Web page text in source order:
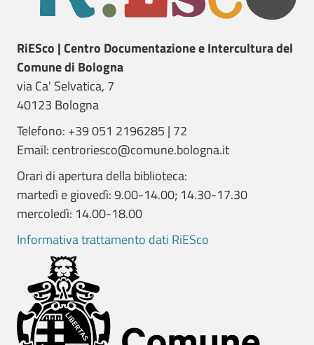
RiESco | Centro Documentazione e Intercultura del
Comune di Bologna
via Ca' Selvatica, 7
40123 Bologna
Telefono: +39 051 2196285 | 72
Email: centroriesco@comune.bologna.it
Orari di apertura della biblioteca:
martedì e giovedì: 9.00-14.00; 14.30-17.30
mercoledì: 14.00-18.00
Informativa trattamento dati RiESco